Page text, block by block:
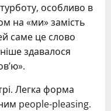
особливо в
на «ми» замість
саме це слово
здавалося
Легка форма
people-pleasing.